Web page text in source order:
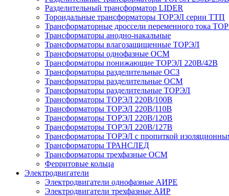
Разделительный трансформатор LIDER
Тороидальные трансформаторы ТОРЭЛ серии ТТП
Трансформаторные дроссели переменного тока
Трансформаторы анодно-накальные
Трансформаторы влагозащищенные ТОРЭЛ
Трансформаторы однофазные ОСМ
Трансформаторы понижающие ТОРЭЛ 220В/42В
Трансформаторы разделительные ОСЗ
Трансформаторы разделительные ОСМ
Трансформаторы разделительные ТОРЭЛ
Трансформаторы ТОРЭЛ 220В/100В
Трансформаторы ТОРЭЛ 220В/110В
Трансформаторы ТОРЭЛ 220В/120В
Трансформаторы ТОРЭЛ 220В/127В
Трансформаторы ТОРЭЛ с пропиткой
Трансформаторы ТРАНСЛЕД
Трансформаторы трехфазные ОСМ
Ферритовые кольца
Электродвигатели
Электродвигатели однофазные АИРЕ
Электродвигатели трехфазные АИР